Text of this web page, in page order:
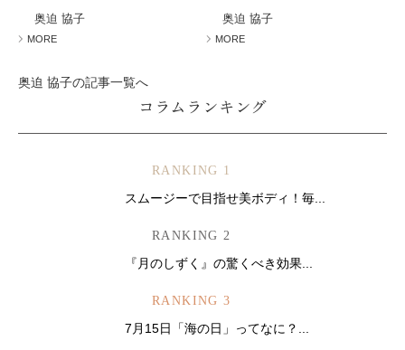
奥迫 協子
MORE
奥迫 協子
MORE
奥迫 協子の記事一覧へ
コラムランキング
RANKING 1
スムージーで目指せ美ボディ！毎...
RANKING 2
『月のしずく』の驚くべき効果...
RANKING 3
7月15日「海の日」ってなに？...